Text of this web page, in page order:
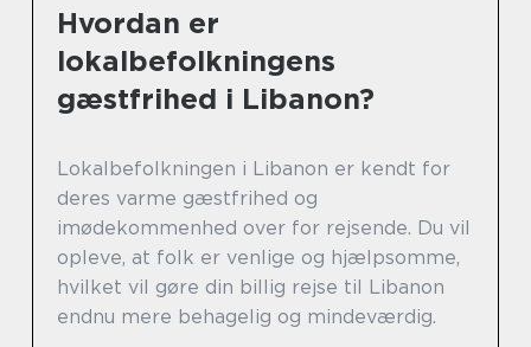
Hvordan er
lokalbefolkningens
gæstfrihed i Libanon?
Lokalbefolkningen i Libanon er kendt for
deres varme gæstfrihed og
imødekommenhed over for rejsende. Du vil
opleve, at folk er venlige og hjælpsomme,
hvilket vil gøre din billig rejse til Libanon
endnu mere behagelig og mindeværdig.